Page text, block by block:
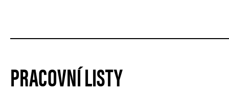
13. 4. 2016 seminář Praha
Vzdělávací seminář pro
25.—26. 2. 2015 konference Liberec
PRACOVNÍ LISTY